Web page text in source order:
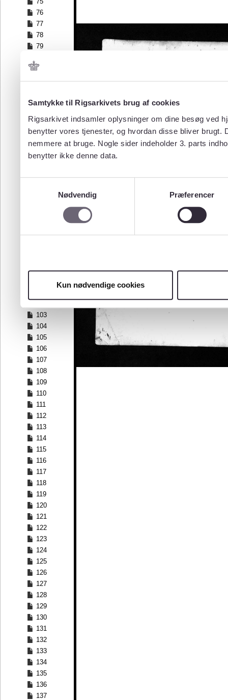
Samtykke til Rigsarkivets brug af cookies
Rigsarkivet indsamler oplysninger om dine besøg ved
benytter vores tjenester, og hvordan disse bliver
nemmere at bruge. Nogle sider indeholder 3. parts
benytter ikke denne data.
Nødvendig
Præferencer
Kun nødvendige cookies
76
77
78
79
81
82
84
86
87
88
89
96
99
103
104
105
106
107
108
109
110
111
112
113
114
115
116
117
118
119
120
121
122
123
124
125
126
127
128
129
130
131
132
133
134
135
136
137